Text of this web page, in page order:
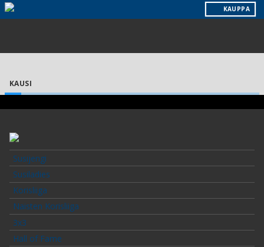
KAUPPA
KAUSI
Susijengi
Susiladies
Korisliiga
Naisten Korisliiga
3x3
Hall of Fame